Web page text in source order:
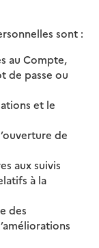
sont :
au Compte,
de passe ou
et le
de
aux suivis
à la
des